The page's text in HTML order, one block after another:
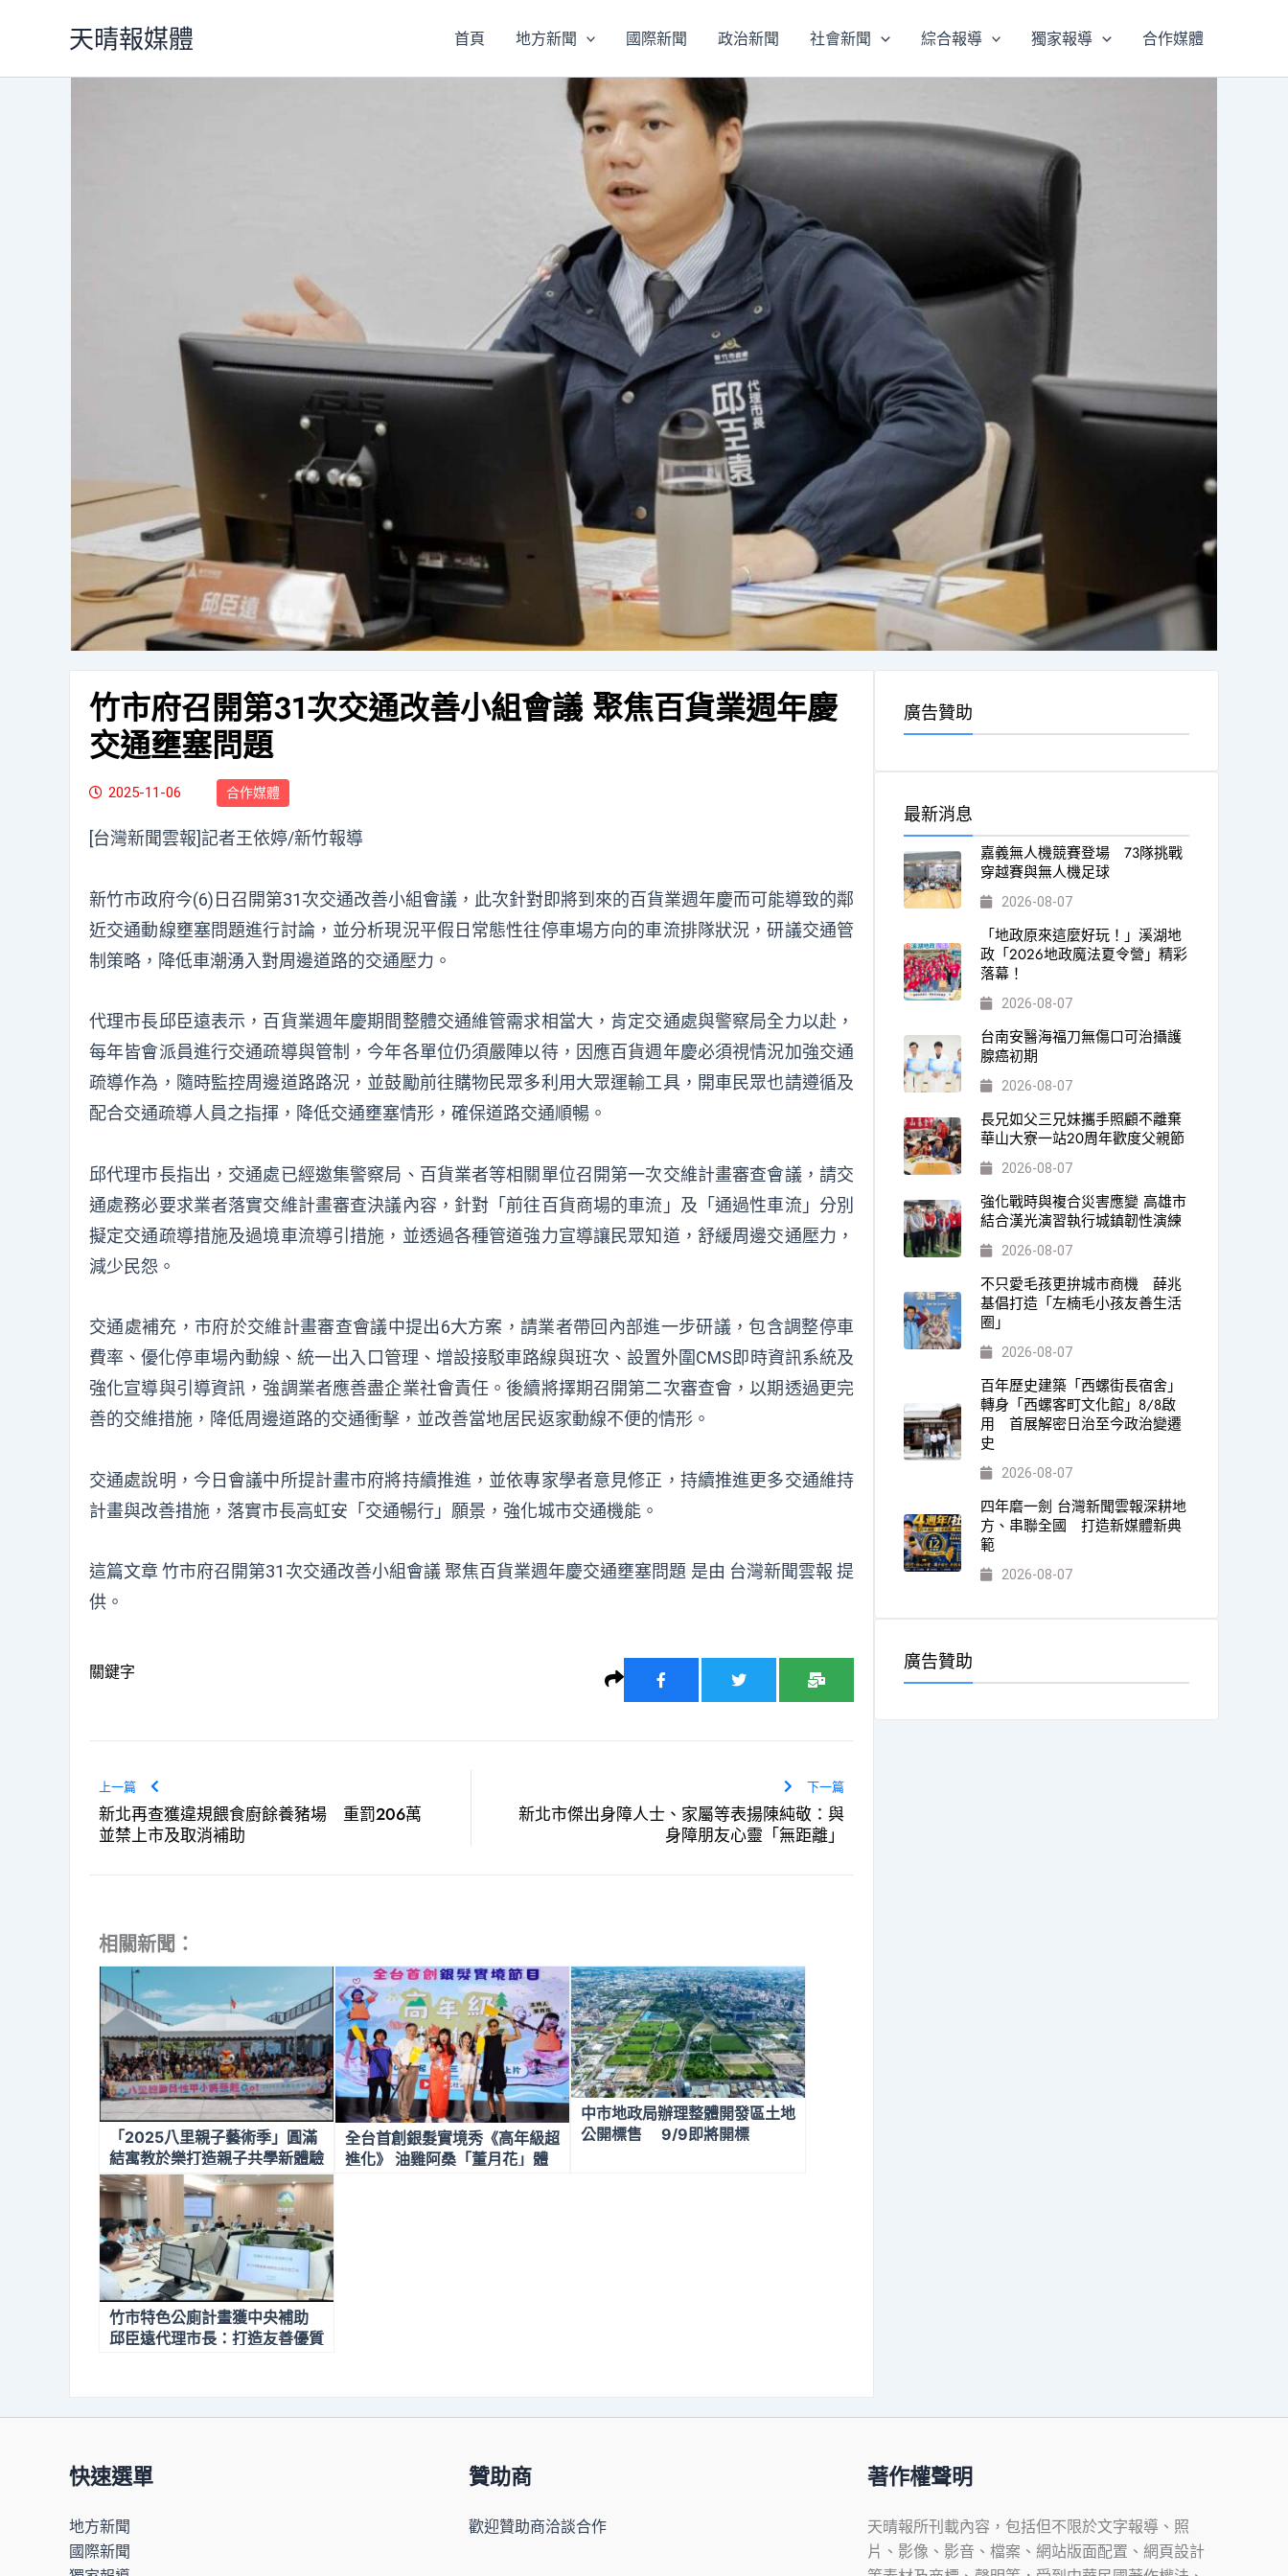
天晴報媒體 首頁 地方新聞 國際新聞 政治新聞 社會新聞 綜合報導 獨家報導 合作媒體
竹市府召開第31次交通改善小組會議 聚焦百貨業週年慶
交通壅塞問題
2025-11-06 合作媒體
[台灣新聞雲報]記者王依婷/新竹報導
新竹市政府今(6)日召開第31次交通改善小組會議，此次針對即將到來的百貨業週年慶而可能導致的鄰
近交通動線壅塞問題進行討論，並分析現況平假日常態性往停車場方向的車流排隊狀況，研議交通管
制策略，降低車潮湧入對周邊道路的交通壓力。
代理市長邱臣遠表示，百貨業週年慶期間整體交通維管需求相當大，肯定交通處與警察局全力以赴，
每年皆會派員進行交通疏導與管制，今年各單位仍須嚴陣以待，因應百貨週年慶必須視情況加強交通
疏導作為，隨時監控周邊道路路況，並鼓勵前往購物民眾多利用大眾運輸工具，開車民眾也請遵循及
配合交通疏導人員之指揮，降低交通壅塞情形，確保道路交通順暢。
邱代理市長指出，交通處已經邀集警察局、百貨業者等相關單位召開第一次交維計畫審查會議，請交
通處務必要求業者落實交維計畫審查決議內容，針對「前往百貨商場的車流」及「通過性車流」分別
擬定交通疏導措施及過境車流導引措施，並透過各種管道強力宣導讓民眾知道，舒緩周邊交通壓力，
減少民怨。
交通處補充，市府於交維計畫審查會議中提出6大方案，請業者帶回內部進一步研議，包含調整停車
費率、優化停車場內動線、統一出入口管理、增設接駁車路線與班次、設置外圍CMS即時資訊系統及
強化宣導與引導資訊，強調業者應善盡企業社會責任。後續將擇期召開第二次審查會，以期透過更完
善的交維措施，降低周邊道路的交通衝擊，並改善當地居民返家動線不便的情形。
交通處說明，今日會議中所提計畫市府將持續推進，並依專家學者意見修正，持續推進更多交通維持
計畫與改善措施，落實市長高虹安「交通暢行」願景，強化城市交通機能。
這篇文章竹市府召開第31次交通改善小組會議 聚焦百貨業週年慶交通壅塞問題 是由 台灣新聞雲報 提
供。
關鍵字
上一篇
新北再查獲違規餵食廚餘養豬場 重罰206萬
並禁上市及取消補助
下一篇
新北市傑出身障人士、家屬等表揚陳純敬：與
身障朋友心靈「無距離」
相關新聞：
「2025八里親子藝術季」圓滿
結寓教於樂打造親子共學新體驗
全台首創銀髮實境秀《高年級超
進化》 油雞阿桑「董月花」體
中市地政局辦理整體開發區土地
公開標售 9/9即將開標
竹市特色公廁計畫獲中央補助
邱臣遠代理市長：打造友善優質
廣告贊助
最新消息
嘉義無人機競賽登場 73隊挑戰
穿越賽與無人機足球
2026-08-07
「地政原來這麼好玩！」溪湖地
政「2026地政魔法夏令營」精彩
落幕！
2026-08-07
台南安醫海福刀無傷口可治攝護
腺癌初期
2026-08-07
長兄如父三兄妹攜手照顧不離棄
華山大寮一站20周年歡度父親節
2026-08-07
強化戰時與複合災害應變 高雄市
結合漢光演習執行城鎮韌性演練
2026-08-07
不只愛毛孩更拚城市商機 薛兆
基倡打造「左楠毛小孩友善生活
圈」
2026-08-07
百年歷史建築「西螺街長宿舍」
轉身「西螺客町文化館」8/8啟
用 首展解密日治至今政治變遷
史
2026-08-07
四年磨一劍 台灣新聞雲報深耕地
方、串聯全國 打造新媒體新典
範
2026-08-07
廣告贊助
快速選單
地方新聞
國際新聞
贊助商
歡迎贊助商洽談合作
著作權聲明
天晴報所刊載內容，包括但不限於文字報導、照
片、影像、影音、檔案、網站版面配置、網頁設計